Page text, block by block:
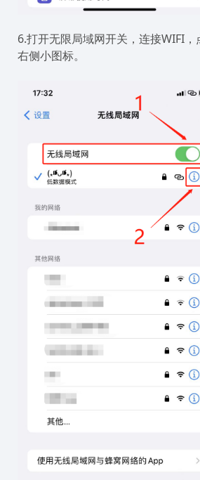
6.打开无限局域网开关，连接WIFI
右侧小图标。